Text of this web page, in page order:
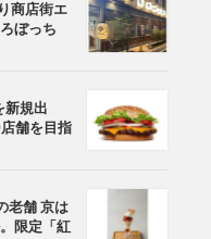
商店街エ
ぼっち
新規出
舗を目指
老舗 京は
限定「紅